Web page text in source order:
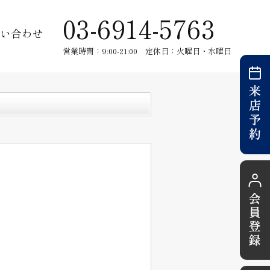
合わせ 03-6914-5763
営業時間：9:00-21:00 定休日：火曜日・水曜日